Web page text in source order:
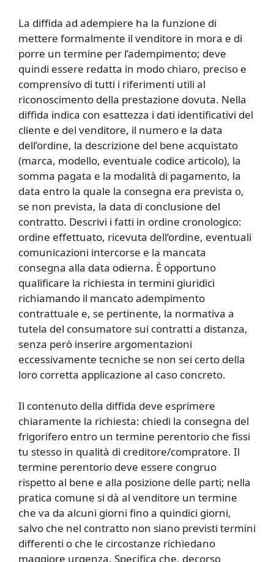
La diffida ad adempiere ha la funzione di
mettere formalmente il venditore in mora e di
porre un termine per l’adempimento; deve
quindi essere redatta in modo chiaro, preciso e
comprensivo di tutti i riferimenti utili al
riconoscimento della prestazione dovuta. Nella
diffida indica con esattezza i dati identificativi del
cliente e del venditore, il numero e la data
dell’ordine, la descrizione del bene acquistato
(marca, modello, eventuale codice articolo), la
somma pagata e la modalità di pagamento, la
data entro la quale la consegna era prevista o,
se non prevista, la data di conclusione del
contratto. Descrivi i fatti in ordine cronologico:
ordine effettuato, ricevuta dell’ordine, eventuali
comunicazioni intercorse e la mancata
consegna alla data odierna. È opportuno
qualificare la richiesta in termini giuridici
richiamando il mancato adempimento
contrattuale e, se pertinente, la normativa a
tutela del consumatore sui contratti a distanza,
senza però inserire argomentazioni
eccessivamente tecniche se non sei certo della
loro corretta applicazione al caso concreto.
Il contenuto della diffida deve esprimere
chiaramente la richiesta: chiedi la consegna del
frigorifero entro un termine perentorio che fissi
tu stesso in qualità di creditore/compratore. Il
termine perentorio deve essere congruo
rispetto al bene e alla posizione delle parti; nella
pratica comune si dà al venditore un termine
che va da alcuni giorni fino a quindici giorni,
salvo che nel contratto non siano previsti termini
differenti o che le circostanze richiedano
maggiore urgenza. Specifica che, decorso